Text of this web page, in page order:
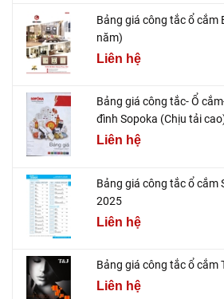
Bảng giá công tắc ổ cắm
năm)
Liên hệ
Bảng giá công tắc- Ổ
đình Sopoka (Chịu tải
Liên hệ
Bảng giá công tắc ổ cắm
2025
Liên hệ
Bảng giá công tắc ổ cắm
Liên hệ